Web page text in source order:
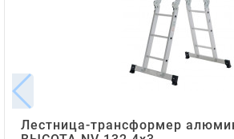
Лестница-трансформер